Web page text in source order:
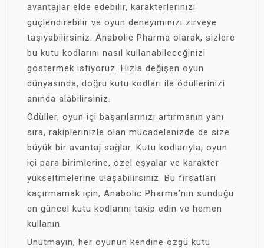
avantajlar elde edebilir, karakterlerinizi
güçlendirebilir ve oyun deneyiminizi zirveye
taşıyabilirsiniz. Anabolic Pharma olarak, sizlere
bu kutu kodlarını nasıl kullanabileceğinizi
göstermek istiyoruz. Hızla değişen oyun
dünyasında, doğru kutu kodları ile ödüllerinizi
anında alabilirsiniz.
Ödüller, oyun içi başarılarınızı artırmanın yanı
sıra, rakiplerinizle olan mücadelenizde de size
büyük bir avantaj sağlar. Kutu kodlarıyla, oyun
içi para birimlerine, özel eşyalar ve karakter
yükseltmelerine ulaşabilirsiniz. Bu fırsatları
kaçırmamak için, Anabolic Pharma’nın sunduğu
en güncel kutu kodlarını takip edin ve hemen
kullanın.
Unutmayın, her oyunun kendine özgü kutu